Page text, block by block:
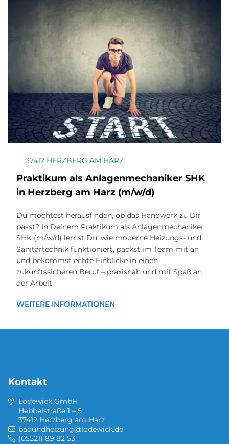
37412 HERZBERG AM HARZ
Prak­ti­kum als An­la­gen­me­cha­ni­ker SHK
in Herz­berg am Harz (m/w/d)
Du möchtest herausfinden, ob das Handwerk zu Dir
passt? In Deinem Praktikum als Anlagenmechaniker
SHK (m/w/d) lernst Du, wie moderne Heizungs- und
Sanitärtechnik funktioniert, packst im Team mit an
und bekommst echte Einblicke in einen
zukunftssicheren Beruf – praxisnah und mit Spaß an
der Arbeit.
WEITERE INFORMATIONEN
Kontakt
Lodewick GmbH
Hebbelstraße 1 – 5
37412 Herzberg am Harz
badundheizung@lodewick.de
(05521) 89 82 53